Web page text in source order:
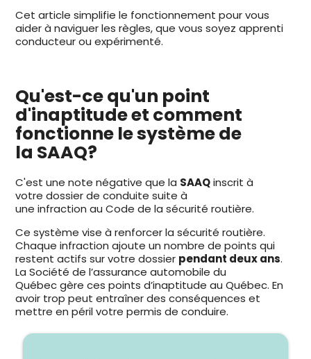
Cet article simplifie le fonctionnement pour vous
aider à naviguer les règles, que vous soyez apprenti
conducteur ou expérimenté.
Qu'est-ce qu'un point
d'inaptitude et comment
fonctionne le système de
la SAAQ?
C'est une note négative que la SAAQinscrit à
votre dossier de conduite suite à
une infraction au Code de la sécurité routière.
Ce système vise à renforcer la sécurité routière.
Chaque infraction ajoute un nombre de points qui
restent actifs sur votre dossier pendant deux ans.
La Société de l’assurance automobile du
Québec gère ces points d’inaptitude au Québec. En
avoir trop peut entraîner des conséquences et
mettre en péril votre permis de conduire.